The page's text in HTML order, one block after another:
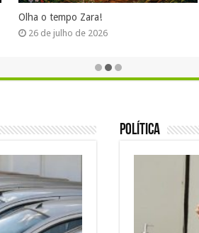
Olha o tempo Zara!
26 de julho de 2026
Política